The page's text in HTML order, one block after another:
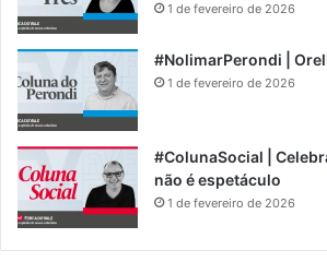
1 de fevereiro de 2026
#NolimarPerondi |
1 de fevereiro de 2026
#ColunaSocial |
não é espetáculo
1 de fevereiro de 2026